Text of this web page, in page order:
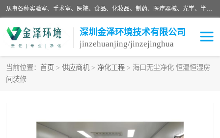
从事各种实验室、手术室、医院、食品、化妆品、制药、医疗器械、光学、半导体、精密电子等无尘车间行业的洁净车间装修设计、净化设备、恒温恒湿空调的设计制作与安装、净化系统工程项目施工及其技术支持服务。
深圳金泽环境技术有限公司
jinzehuanjing/jinzejinghua
当前位置： 首页 > 供应商机 > 净化工程 > 海口无尘净化 恒温恒湿房
间装修
耗材
手术室净化 GMP车间净化